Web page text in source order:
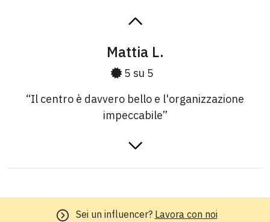
Mattia L.
5 su 5
“Il centro è davvero bello e l'organizzazione
impeccabile”
Giulia Q.
Sei un influencer? Lavora con noi